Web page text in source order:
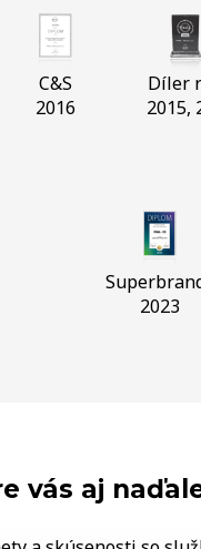
C&S
2016
Díler
2015,
2023
vás aj